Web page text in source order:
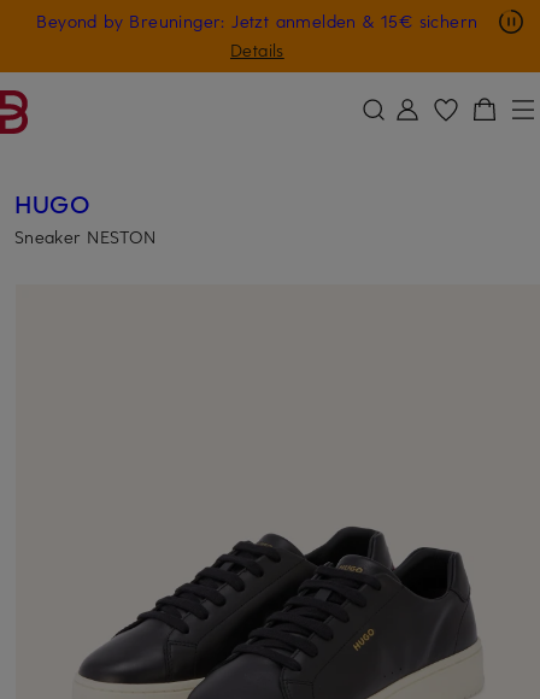
ZUM HAUPTINHALT ÜBERSPRINGEN
Beyond by Breuninger: Jetzt anmelden & 15€ sichern
Details
Nur in der App: -10 € auf digitale Geschenkkarten
GESCHENK20
HUGO
Sneaker NESTON